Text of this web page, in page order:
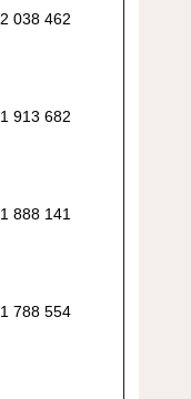
2 038 462
1 913 682
1 888 141
1 788 554